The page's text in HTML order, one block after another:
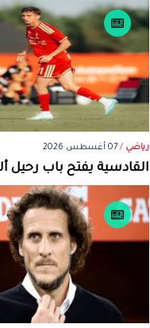
رياضي /07 أغسطس 2026
القادسية يفتح باب رحيل